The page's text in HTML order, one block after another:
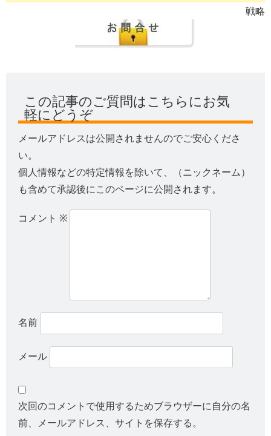
戦略
この記事のご質問はこちらにお気
軽にどうぞ
メールアドレスは公開されませんのでご安心くださ
い。
個人情報などの特定情報を除いて、（ニックネーム）
も含めて承認後にこのページに公開されます。
コメント ※
名前
メール
次回のコメントで使用するためブラウザーに自分の名
前、メールアドレス、サイトを保存する。